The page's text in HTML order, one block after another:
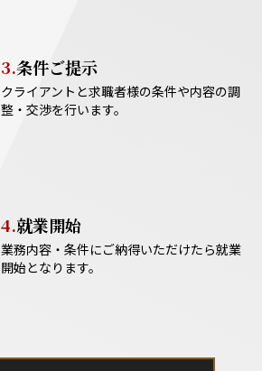
3.条件ご提示
クライアントと求職者様の条件や内容の調
整・交渉を行います。
4.就業開始
業務内容・条件にご納得いただけたら就業
開始となります。